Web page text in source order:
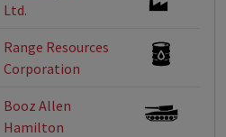
Ltd.
Range Resources
Corporation
Booz Allen
Hamilton